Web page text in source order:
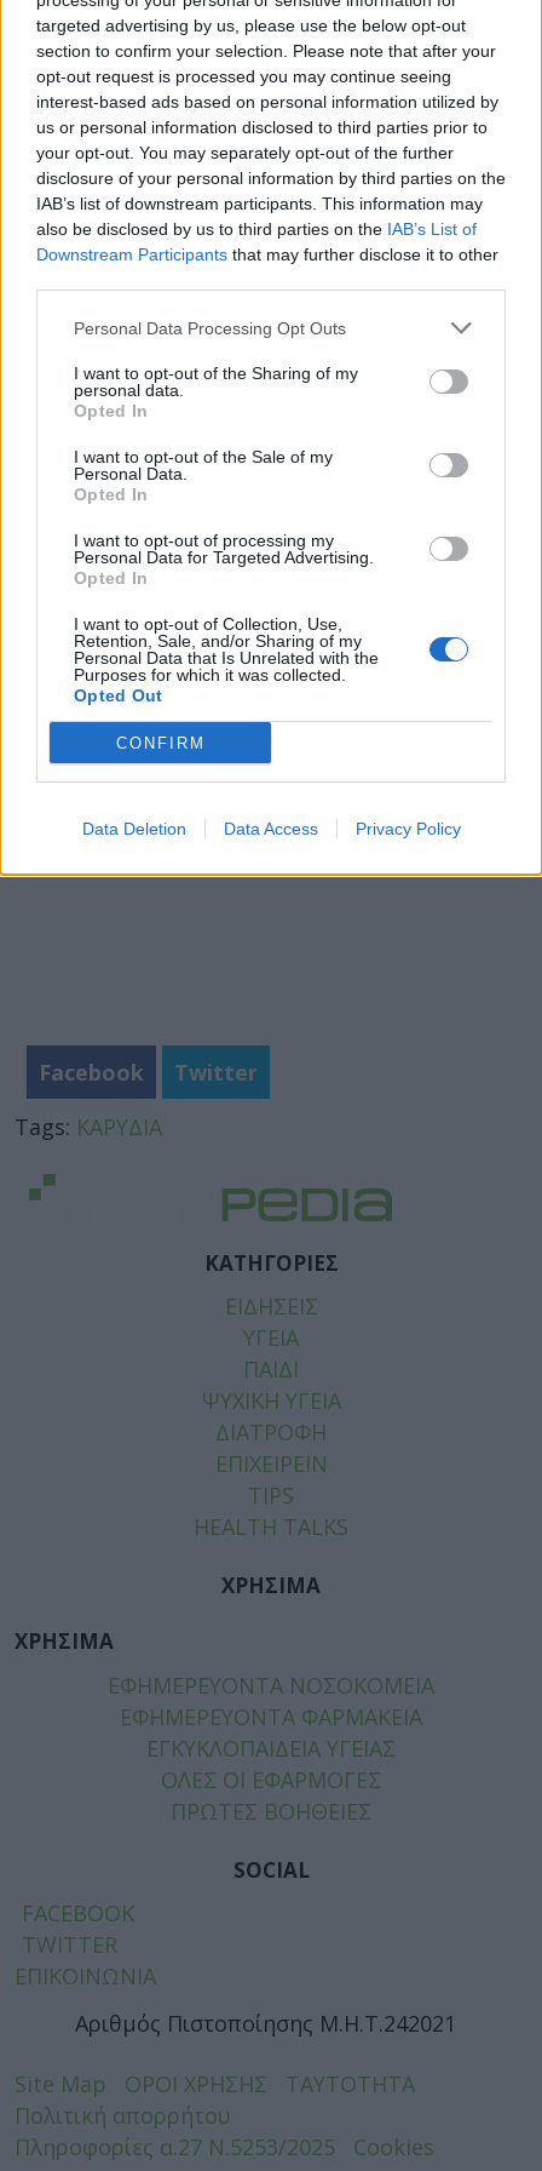
targeted advertising by us, please use the below opt-out
section to confirm your selection. Please note that after your
opt-out request is processed you may continue seeing
interest-based ads based on personal information utilized by
us or personal information disclosed to third parties prior to
your opt-out. You may separately opt-out of the further
disclosure of your personal information by third parties on the
IAB’s list of downstream participants. This information may
also be disclosed by us to third parties on the IAB’s List of
Downstream Participants that may further disclose it to other
Personal Data Processing Opt Outs
I want to opt-out of the Sharing of my
personal data.
Opted In
I want to opt-out of the Sale of my
Personal Data.
Opted In
I want to opt-out of processing my
Personal Data for Targeted Advertising.
Opted In
I want to opt-out of Collection, Use,
Retention, Sale, and/or Sharing of my
Personal Data that Is Unrelated with the
Purposes for which it was collected.
Opted Out
CONFIRM
Data Deletion Data Access Privacy Policy
οξύ, βιταμίνη Β-6 και φολικά οξέα.
8. Απαραίτητα μέταλλα
Επίσης, τα καρύδια είναι πολύ πλούσια πηγή
μετάλλων, όπως μαγγάνιο, χαλκός, κάλιο,
ασβέστιο, σίδηρο, μαγνήσιο, ψευδάργυρο και
σελήνιο. Ο χαλκός είναι ένας συμπληρωματικός
παράγοντας για πολλά ζωτικής σημασίας
ένζυμα. Ο ψευδάργυρος συμβάλλει σε άλλα
ανάπτυξη, την παραγωγή σπέρματος, την πέψη
και τη σύνθεση νουκλεϊκών οξέων. Το σελήνιο
με τη σειρά του λειτουργεί ως συμπληρωματικός
παράγοντας για την παραγωγή αντιοξειδωτικών
ενζύμων, όπως η γλουταθειόνη.
Τέλος, το καρυδέλαιο παρουσιάζει εξαιρετικές
στυπτικές ιδιότητες. Εφαρμόζεται τοπικά και
βοηθά να κρατήσετε το δέρμα σας καλά
προστατευμένο από την ξηρότητα.
Πηγή:http://www.nutrition-and-you.com
Facebook
Twitter
Tags: ΚΑΡΥΔΙΑ
ΚΑΤΗΓΟΡΙΕΣ
ΕΙΔΗΣΕΙΣ
ΥΓΕΙΑ
ΠΑΙΔΙ
ΨΥΧΙΚΗ ΥΓΕΙΑ
ΔΙΑΤΡΟΦΗ
ΕΠΙΧΕΙΡΕΙΝ
TIPS
HEALTH TALKS
ΧΡΗΣΙΜΑ
ΧΡΗΣΙΜΑ
ΕΦΗΜΕΡΕΥΟΝΤΑ ΝΟΣΟΚΟΜΕΙΑ
ΕΦΗΜΕΡΕΥΟΝΤΑ ΦΑΡΜΑΚΕΙΑ
ΕΓΚΥΚΛΟΠΑΙΔΕΙΑ ΥΓΕΙΑΣ
ΟΛΕΣ ΟΙ ΕΦΑΡΜΟΓΕΣ
ΠΡΩΤΕΣ ΒΟΗΘΕΙΕΣ
SOCIAL
FACEBOOK
TWITTER
ΕΠΙΚΟΙΝΩΝΙΑ
Αριθμός Πιστοποίησης Μ.Η.Τ.242021
Site Map ΟΡΟΙ ΧΡΗΣΗΣ
ΤΑΥΤΟΤΗΤΑ
Πολιτική απορρήτου
Πληροφορίες α.27 Ν.5253/2025
Cookies